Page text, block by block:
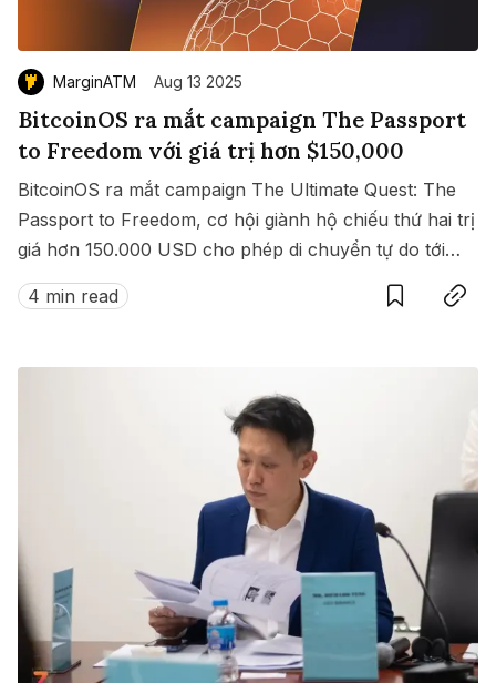
MarginATM Aug 13 2025
BitcoinOS ra mắt campaign The Passport
to Freedom với giá trị hơn $150,000
BitcoinOS ra mắt campaign The Ultimate Quest: The
Passport to Freedom, cơ hội giành hộ chiếu thứ hai trị
giá hơn 150.000 USD cho phép di chuyển tự do tới
hàng loạt quốc gia không cần visa.
4 min read
SaveCopy link